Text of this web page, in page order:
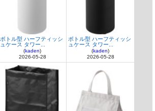
ボトル型 ハーフティッシ
ュケース タワー...
(kaden)
2026-05-28
ボトル型 ハーフティッシ
ュケース タワー...
(kaden)
2026-05-28